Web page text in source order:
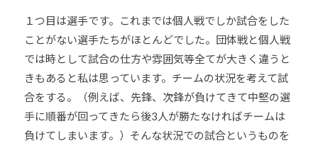
１つ目は選手です。これまでは個人戦でしか試合をした
ことがない選手たちがほとんどでした。団体戦と個人戦
では時として試合の仕方や雰囲気等全てが大きく違うと
きもあると私は思っています。チームの状況を考えて試
合をする。（例えば、先鋒、次鋒が負けてきて中堅の選
手に順番が回ってきたら後3人が勝たなければチームは
負けてしまいます。）そんな状況での試合というものを